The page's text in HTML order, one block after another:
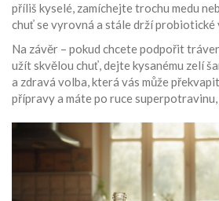
příliš kyselé, zamíchejte trochu medu
chuť se vyrovná a stále drží probiotické
Na závěr – pokud chcete podpořit
užít skvělou chuť, dejte kysanému zelí
a zdravá volba, která vás může
přípravy a máte po ruce